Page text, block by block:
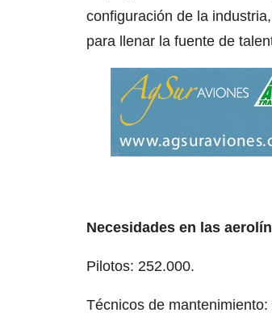
configuración de la
para llenar la fuente de
Necesidades en las
Pilotos: 252.000.
Técnicos de mantenimiento: